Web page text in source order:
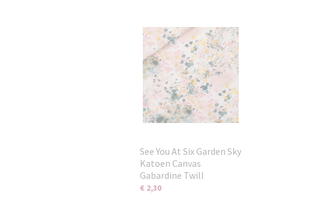
See You At Six Garden Sky
Katoen Canvas
Gabardine Twill
€ 2,30